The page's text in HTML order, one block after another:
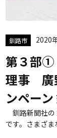
釧路市 2020
第３部①
理事 廣
ンペーン
釧路新聞社の
です。さまざ